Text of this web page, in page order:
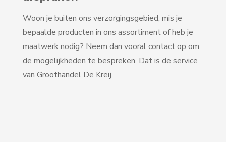
Woon je buiten ons verzorgingsgebied, mis je
bepaalde producten in ons assortiment of heb je
maatwerk nodig? Neem dan vooral contact op om
de mogelijkheden te bespreken. Dat is de service
van Groothandel De Kreij.